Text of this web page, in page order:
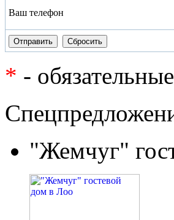
Ваш телефон
* -
"Жемчуг"